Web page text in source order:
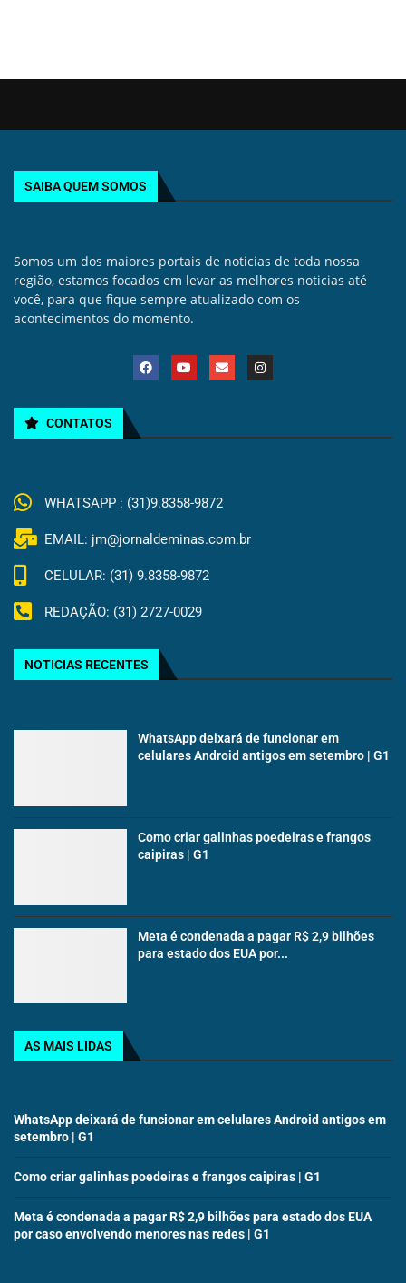
SAIBA QUEM SOMOS
Somos um dos maiores portais de noticias de toda nossa
região, estamos focados em levar as melhores noticias até
você, para que fique sempre atualizado com os
acontecimentos do momento.
CONTATOS
WHATSAPP : (31)9.8358-9872
EMAIL: jm@jornaldeminas.com.br
CELULAR: (31) 9.8358-9872
REDAÇÃO: (31) 2727-0029
NOTICIAS RECENTES
WhatsApp deixará de funcionar em
celulares Android antigos em setembro | G1
Como criar galinhas poedeiras e frangos
caipiras | G1
Meta é condenada a pagar R$ 2,9 bilhões
para estado dos EUA por...
AS MAIS LIDAS
WhatsApp deixará de funcionar em celulares Android antigos em
setembro | G1
Como criar galinhas poedeiras e frangos caipiras | G1
Meta é condenada a pagar R$ 2,9 bilhões para estado dos EUA
por caso envolvendo menores nas redes | G1